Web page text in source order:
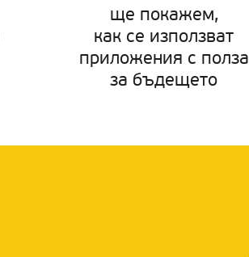
ще покажем,
как се използват
приложения с полза
за бъдещето